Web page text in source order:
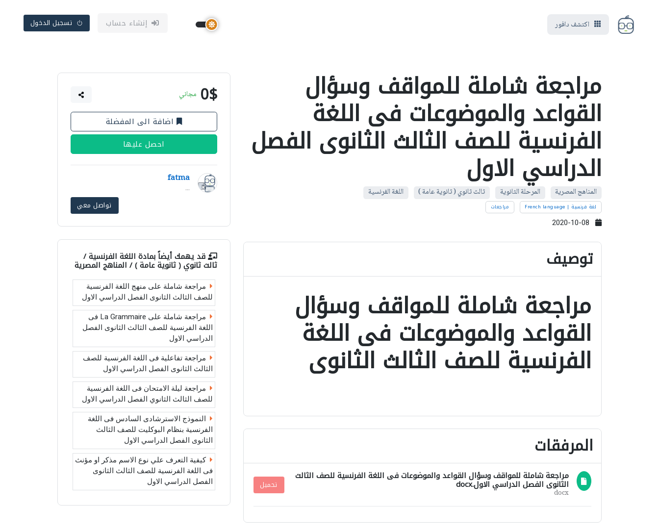
اكتشف دافور إنشاء حساب تسجيل الدخول
مراجعة شاملة للمواقف وسؤال
القواعد والموضوعات فى اللغة
الفرنسية للصف الثالث الثانوى الفصل
الدراسي الاول
المناهج المصرية المرحلة الثانوية ثالث ثانوي ( ثانوية عامة ) اللغة الفرنسية
لغة فرنسية | French language مراجعات
توصيف
مراجعة شاملة للمواقف وسؤال
القواعد والموضوعات فى اللغة
الفرنسية للصف الثالث الثانوى
المرفقات
مراجعة شاملة للمواقف وسؤال القواعد والموضوعات فى اللغة الفرنسية للصف الثالث
الثانوى الفصل الدراسي الاول.docx
docx
تحميل
0$ مجاني
اضافة الى المفضلة
احصل عليها
fatma
...
تواصل معي
قد يهمك أيضاً بمادة اللغة الفرنسية /
ثالث ثانوي ( ثانوية عامة ) / المناهج المصرية
مراجعة شاملة على منهج اللغة الفرنسية
للصف الثالث الثانوى الفصل الدراسي الاول
مراجعة شاملة على La Grammaire فى
اللغة الفرنسية للصف الثالث الثانوى الفصل
الدراسي الاول
مراجعة تفاعلية فى اللغة الفرنسية للصف
الثالث الثانوى الفصل الدراسي الاول
مراجعة ليلة الامتحان فى اللغة الفرنسية
للصف الثالث الثانوي الفصل الدراسي الاول
النموذج الاسترشادى السادس فى اللغة
الفرنسية بنظام البوكليت للصف الثالث
الثانوى الفصل الدراسي الاول
كيفية التعرف علي نوع الاسم مذكر او مؤنث
فى اللغة الفرنسية للصف الثالث الثانوى
الفصل الدراسي الاول